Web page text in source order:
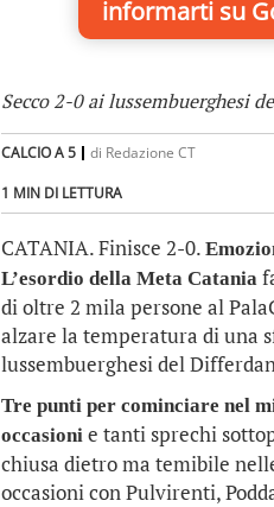
informarti su
Secco 2-0 ai lussembuerghesi
CALCIO A 5 di Redazione CT
1 MIN DI LETTURA
CATANIA. Finisce 2-0.
L’esordio della Meta Catania
di oltre 2 mila persone al
alzare la temperatura di una
lussembuerghesi del
Tre punti per cominciare nel
occasioni e tanti sprechi
chiusa dietro ma temibile
occasioni con Pulvirenti,